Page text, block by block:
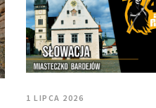
1 LIPCA 2026